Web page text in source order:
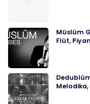
Müslüm
Flüt,